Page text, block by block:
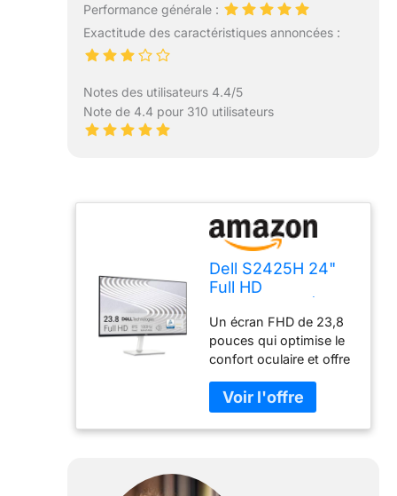
Performance générale :
Exactitude des caractéristiques annoncées :
Notes des utilisateurs 4.4/5
Note de 4.4 pour 310 utilisateurs
Dell S2425H 24"
Full HD
PC, 100Hz, IPS,
4ms, 99% sRGB,
Haut-parleurs
intégrés, Bords
Ultra-Fins, 2X
HDMI, Garantie 3
Ans, Blanc
Un écran FHD de 23,8
pouces qui optimise le
confort oculaire et offre
impressionnants, avec
une acoustique
exceptionnelle, dans
vie modernes. Grâce à